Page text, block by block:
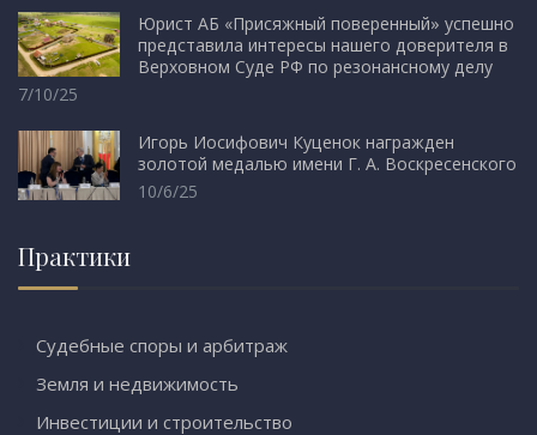
Юрист АБ «Присяжный поверенный» успешно
представила интересы нашего доверителя в
Верховном Суде РФ по резонансному делу
7/10/25
Игорь Иосифович Куценок награжден
золотой медалью имени Г. А. Воскресенского
10/6/25
Практики
Судебные споры и арбитраж
Земля и недвижимость
Инвестиции и строительство